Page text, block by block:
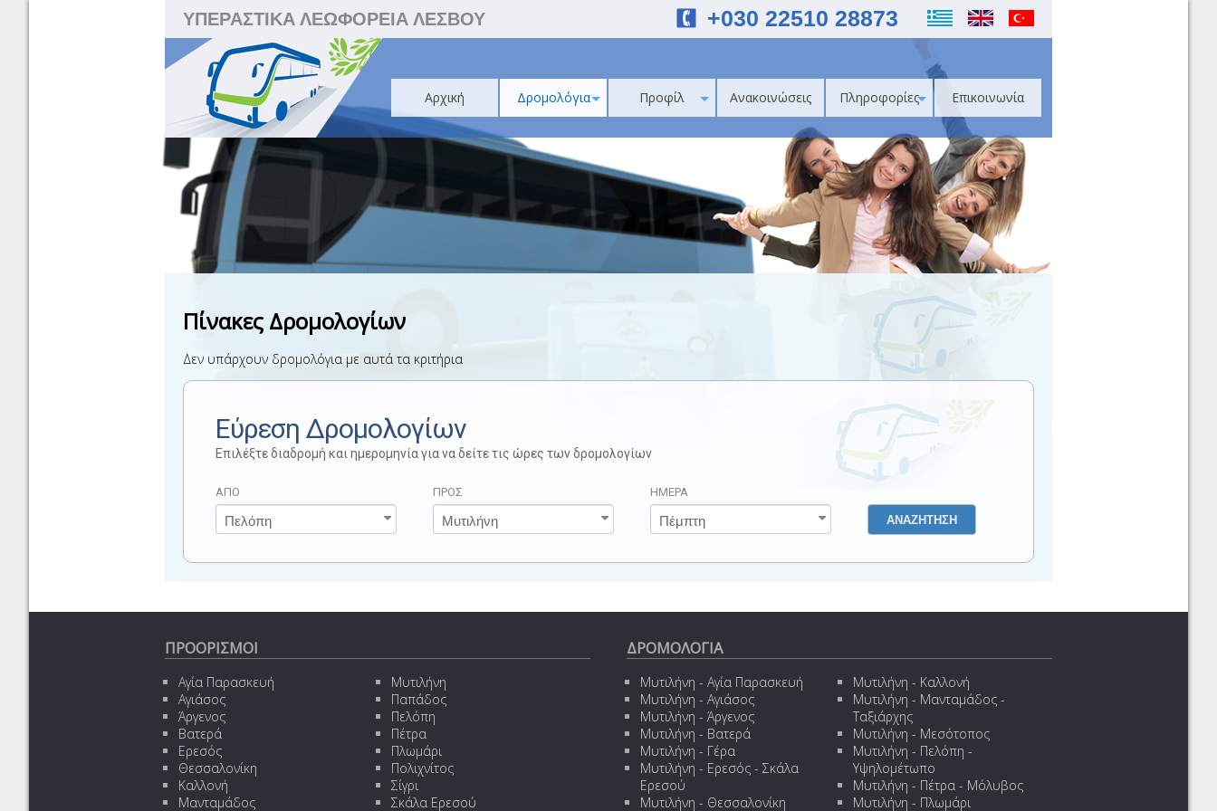
ΥΠΕΡΑΣΤΙΚΑ ΛΕΩΦΟΡΕΙΑ ΛΕΣΒΟΥ +030 22510 28873
Αρχική Δρομολόγια Προφίλ Ανακοινώσεις Πληροφορίες Επικοινωνία
Πίνακες Δρομολογίων
Δεν υπάρχουν δρομολόγια με αυτά τα κριτήρια
Εύρεση Δρομολογίων
Επιλέξτε διαδρομή και ημερομηνία για να δείτε τις ώρες των δρομολογίων
ΑΠΟ ΠΡΟΣ ΗΜΕΡΑ
ΠΡΟΟΡΙΣΜΟΙ ΔΡΟΜΟΛΟΓΙΑ
Αγία Παρασκευή
Αγιάσος
Άργενος
Βατερά
Ερεσός
Θεσσαλονίκη
Καλλονή
Μανταμάδος
Μυτιλήνη
Παπάδος
Πελόπη
Πέτρα
Πλωμάρι
Πολιχνίτος
Σίγρι
Σκάλα Ερεσού
Μυτιλήνη - Αγία Παρασκευή
Μυτιλήνη - Αγιάσος
Μυτιλήνη - Άργενος
Μυτιλήνη - Βατερά
Μυτιλήνη - Γέρα
Μυτιλήνη - Ερεσός - Σκάλα
Ερεσού
Μυτιλήνη - Θεσσαλονίκη
Μυτιλήνη - Καλλονή
Μυτιλήνη - Μανταμάδος -
Ταξιάρχης
Μυτιλήνη - Μεσότοπος
Μυτιλήνη - Πελόπη -
Υψηλομέτωπο
Μυτιλήνη - Πέτρα - Μόλυβος
Μυτιλήνη - Πλωμάρι